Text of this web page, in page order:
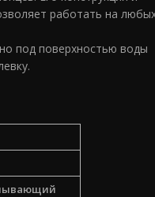
работать на
под поверхностью воды